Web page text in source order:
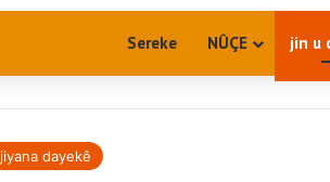
Sereke NÛÇE jin u
jiyana dayekê